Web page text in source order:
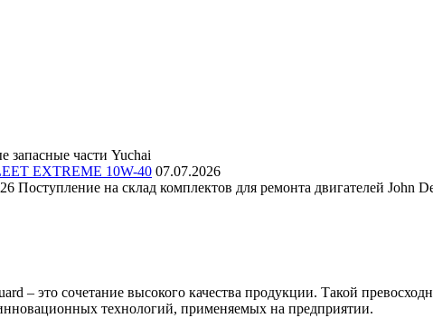
запасные части Yuchai
EXTREME 10W-40 07.07.2026
Поступление на склад комплектов для ремонта двигателей John
это сочетание высокого качества продукции. Такой
технологий, применяемых на предприятии.